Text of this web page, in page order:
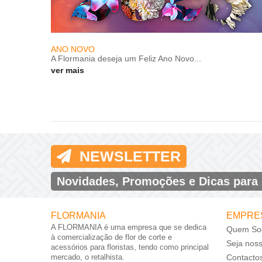
ANO NOVO
A Flormania deseja um Feliz Ano Novo...
ver mais
NEWSLETTER
Novidades, Promoções e Dicas para
FLORMANIA
A FLORMANIA é uma empresa que se dedica
à comercialização de flor de corte e
acessórios para floristas, tendo como principal
mercado, o retalhista.
Quem
Seja